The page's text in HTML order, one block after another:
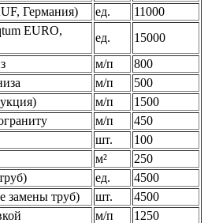
Германия)
ед.
11000
EURO,
ед.
15000
м/п
800
м/п
500
м/п
1500
м/п
450
шт.
100
м²
250
ед.
4500
замены труб)
шт.
4500
м/п
1250